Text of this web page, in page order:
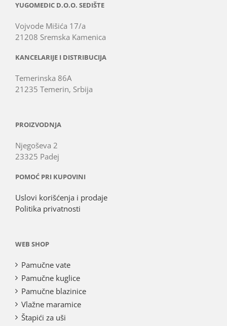
YUGOMEDIC D.O.O. SEDIŠTE
Vojvode Mišića 17/a
21208 Sremska Kamenica
KANCELARIJE I DISTRIBUCIJA
Temerinska 86A
21235 Temerin, Srbija
PROIZVODNJA
Njegoševa 2
23325 Padej
POMOĆ PRI KUPOVINI
Uslovi korišćenja i prodaje
Politika privatnosti
WEB SHOP
Pamučne vate
Pamučne kuglice
Pamučne blazinice
Vlažne maramice
Štapići za uši